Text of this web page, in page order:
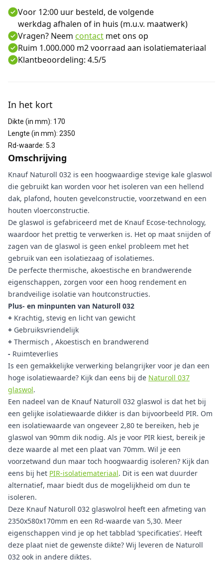
Voor 12:00 uur besteld, de volgende
werkdag afhalen of in huis (m.u.v. maatwerk)
Vragen? Neem contact met ons op
Ruim 1.000.000 m2 voorraad aan isolatiemateriaal
Klantbeoordeling: 4.5/5
In het kort
Dikte (in mm): 170
Lengte (in mm): 2350
Rd-waarde: 5.3
Omschrijving
Knauf Naturoll 032 is een hoogwaardige stevige kale glaswol
die gebruikt kan worden voor het isoleren van een hellend
dak, plafond, houten gevelconstructie, voorzetwand en een
houten vloerconstructie.
De glaswol is gefabriceerd met de Knauf Ecose-technology,
waardoor het prettig te verwerken is. Het op maat snijden of
zagen van de glaswol is geen enkel probleem met het
gebruik van een isolatiezaag of isolatiemes.
De perfecte thermische, akoestische en brandwerende
eigenschappen, zorgen voor een hoog rendement en
brandveilige isolatie van houtconstructies.
Plus- en minpunten van Naturoll 032
+ Krachtig, stevig en licht van gewicht
+ Gebruiksvriendelijk
+ Thermisch , Akoestisch en brandwerend
- Ruimteverlies
Is een gemakkelijke verwerking belangrijker voor je dan een
hoge isolatiewaarde? Kijk dan eens bij de Naturoll 037
glaswol.
Een nadeel van de Knauf Naturoll 032 glaswol is dat het bij
een gelijke isolatiewaarde dikker is dan bijvoorbeeld PIR. Om
een isolatiewaarde van ongeveer 2,80 te bereiken, heb je
glaswol van 90mm dik nodig. Als je voor PIR kiest, bereik je
deze waarde al met een plaat van 70mm. Wil je een
voorzetwand dun maar toch hoogwaardig isoleren? Kijk dan
eens bij het PIR-isolatiemateriaal. Dit is een wat duurder
alternatief, maar biedt dus de mogelijkheid om dun te
isoleren.
Deze Knauf Naturoll 032 glaswolrol heeft een afmeting van
2350x580x170mm en een Rd-waarde van 5,30. Meer
eigenschappen vind je op het tabblad ‘specificaties’. Heeft
deze plaat niet de gewenste dikte? Wij leveren de Naturoll
032 ook in andere diktes.